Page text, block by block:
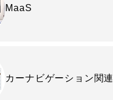
MaaS
カーナビゲーション関連